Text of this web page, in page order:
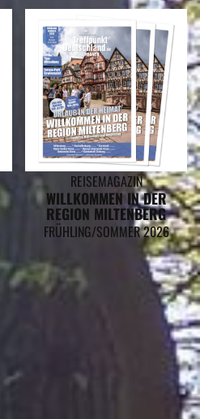
REISEMAGAZIN
WILLKOMMEN IN DER
REGION MILTENBERG
FRÜHLING/SOMMER 2026
ZU DEN